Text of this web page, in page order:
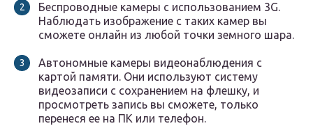
Беспроводные камеры с использованием 3G.
Наблюдать изображение с таких камер вы
сможете онлайн из любой точки земного шара.
Автономные камеры видеонаблюдения с
картой памяти. Они используют систему
видеозаписи с сохранением на флешку, и
просмотреть запись вы сможете, только
перенеся ее на ПК или телефон.